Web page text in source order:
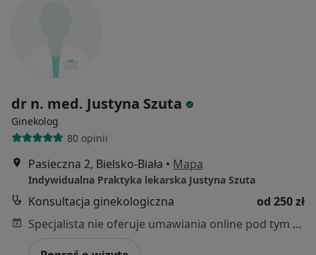
dr n. med. Justyna Szuta
Ginekolog
80 opinii
Pasieczna 2, Bielsko-Biała • Mapa
Indywidualna Praktyka lekarska Justyna Szuta
Konsultacja ginekologiczna
od 250 zł
Specjalista nie oferuje umawiania online pod tym adresem.